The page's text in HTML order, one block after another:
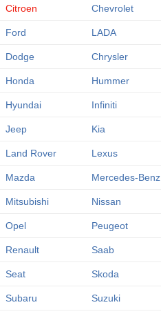
Citroen Chevrolet
Ford LADA
Dodge Chrysler
Honda Hummer
Hyundai Infiniti
Jeep Kia
Land Rover Lexus
Mazda Mercedes-Benz
Mitsubishi Nissan
Opel Peugeot
Renault Saab
Seat Skoda
Subaru Suzuki